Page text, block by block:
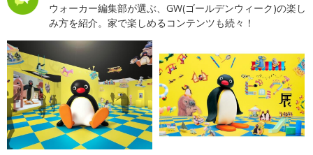
ウォーカー編集部が選ぶ、GW(ゴールデンウィーク)の楽し
み方を紹介。家で楽しめるコンテンツも続々！